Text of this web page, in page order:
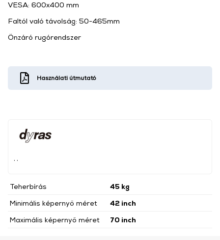
Teherbírás
45 kg
Minimális képernyő méret
42 inch
Maximális képernyő méret
70 inch
VESA: 600x400 mm
Faltól való távolság: 50-465mm
Önzáró rugórendszer
Használati útmutató